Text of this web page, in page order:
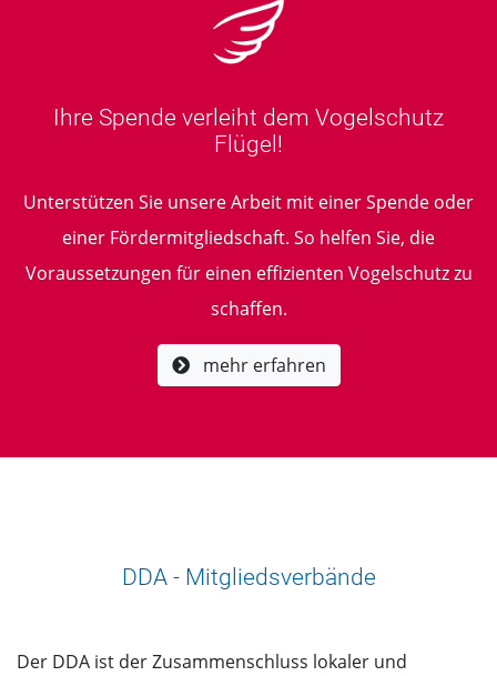
Ihre Spende verleiht dem Vogelschutz
Flügel!
Unterstützen Sie unsere Arbeit mit einer Spende oder
einer Fördermitgliedschaft. So helfen Sie, die
Voraussetzungen für einen effizienten Vogelschutz zu
schaffen.
mehr erfahren
DDA - Mitgliedsverbände
Der DDA ist der Zusammenschluss lokaler und